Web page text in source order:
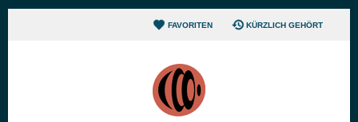
FAVORITEN KÜRZLICH GEHÖRT